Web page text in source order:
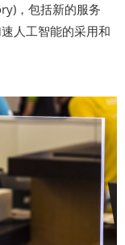
，包括新的服务
人工智能的采用和